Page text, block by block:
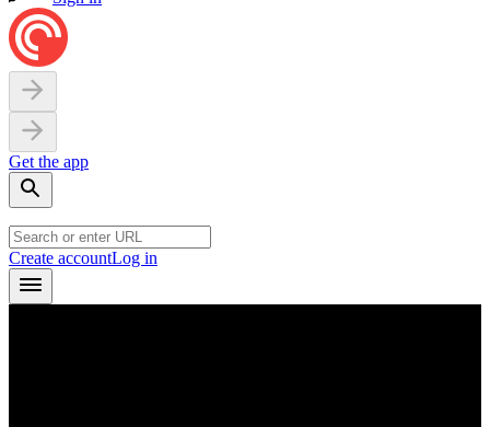
Get the app
Create accountLog in